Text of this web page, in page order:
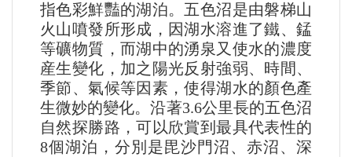
指色彩鮮豔的湖泊。五色沼是由磐梯山
火山噴發所形成，因湖水溶進了鐵、錳
等礦物質，而湖中的湧泉又使水的濃度
産生變化，加之陽光反射強弱、時間、
季節、氣候等因素，使得湖水的顏色產
生微妙的變化。沿著3.6公里長的五色沼
自然探勝路，可以欣賞到最具代表性的
8個湖泊，分別是毘沙門沼、赤沼、深